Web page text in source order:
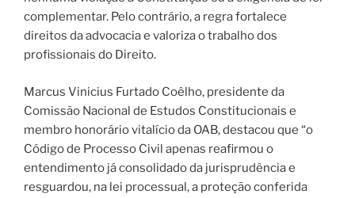
complementar. Pelo contrário, a regra fortalece
direitos da advocacia e valoriza o trabalho dos
profissionais do Direito.
Marcus Vinicius Furtado Coêlho, presidente da
Comissão Nacional de Estudos Constitucionais e
membro honorário vitalício da OAB, destacou que “o
Código de Processo Civil apenas reafirmou o
entendimento já consolidado da jurisprudência e
resguardou, na lei processual, a proteção conferida